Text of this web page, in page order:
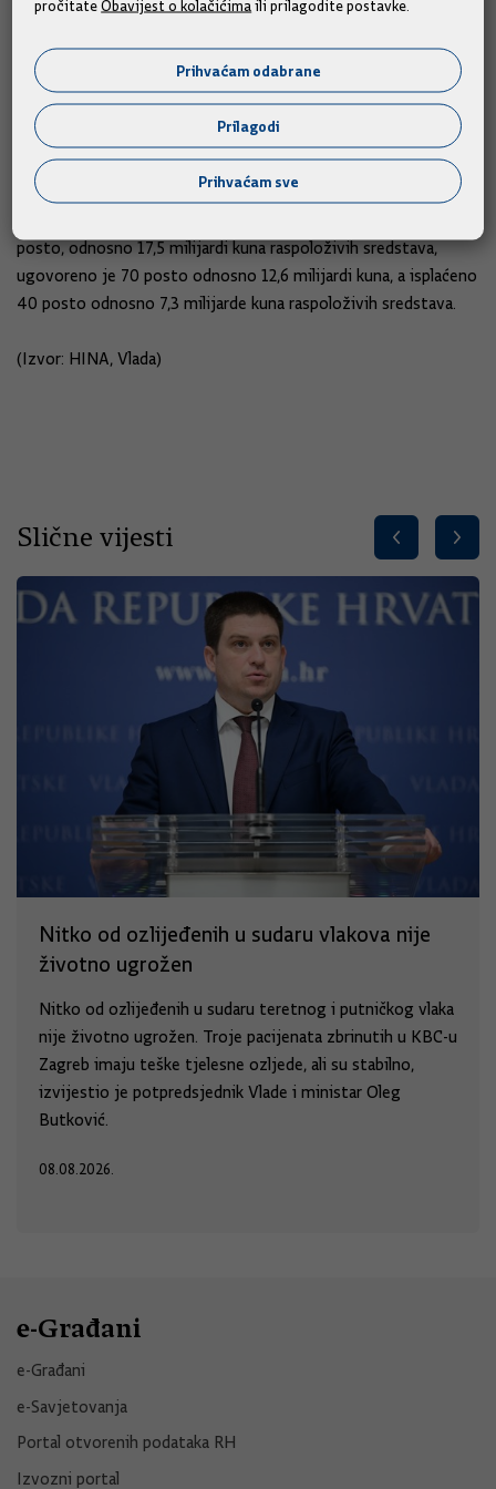
djelatnosti.
Za tu je operaciju s današnjim danom izdan 41 ugovor s
iznosom potpore od 40,08 milijuna kuna.
Vezano uz iskorištenost Programa ruralnog razvoja, iz
Ministarstva navode da je dosad na raspolaganje
posto, odnosno 17,5 milijardi kuna raspoloživih sredstava,
ugovoreno je 70 posto odnosno 12,6 milijardi kuna, a isplaćeno
40 posto odnosno 7,3 milijarde kuna raspoloživih sredstava.
(Izvor: HINA, Vlada)
Slične vijesti
Nitko od ozlijeđenih u sudaru vlakova nije
životno ugrožen
Nitko od ozlijeđenih u sudaru teretnog i putničkog vlaka
nije životno ugrožen. Troje pacijenata zbrinutih u KBC-u
Zagreb imaju teške tjelesne ozljede, ali su stabilno,
izvijestio je potpredsjednik Vlade i ministar Oleg
Butković.
08.08.2026.
e-Građani
e-Građani
e-Savjetovanja
Portal otvorenih podataka RH
Izvozni portal
pročitateObavijest o kolačićima ili prilagodite postavke.
Prihvaćam odabrane
Prilagodi
Prihvaćam sve